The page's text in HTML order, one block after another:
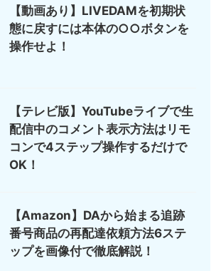
【動画あり】LIVEDAMを初期状
態に戻すには本体の○○ボタンを
操作せよ！
【テレビ版】YouTubeライブで生
配信中のコメント表示方法はリモ
コンで4ステップ操作するだけで
OK！
【Amazon】DAから始まる追跡
番号商品の再配達依頼方法6ステ
ップを画像付で徹底解説！